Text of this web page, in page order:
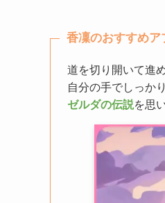
香凜のおすすめア
道を切り開いて進
自分の手でしっかり
ゼルダの伝説を思